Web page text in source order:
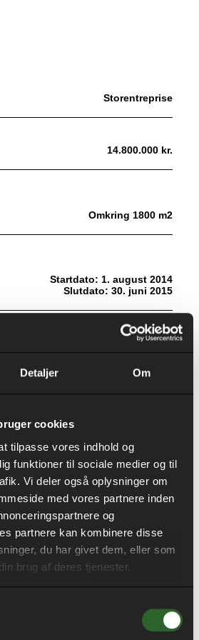
Detaljer Om
cookies
tilpasse vores indhold og
funktioner til sociale medier og til
Vi deler også oplysninger om
med vores partnere inden
og
partnere kan kombinere disse
du har givet dem, eller som
brug af deres tjenester.
Storentreprise
14.800.000 kr.
Omkring 1800 m2
Startdato: 1. august 2014
Slutdato: 30. juni 2015
​Aarhus Kommune
på
om- og tilbygning på Bavnehøj
køkken og toiletter.